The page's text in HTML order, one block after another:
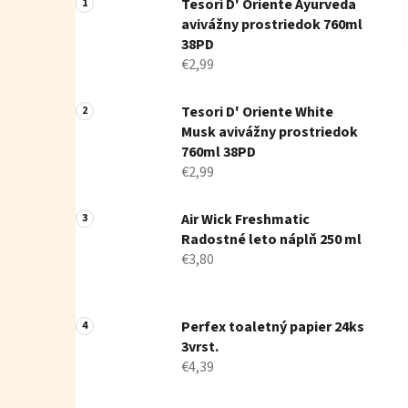
Tesori D' Oriente Ayurveda
avivážny prostriedok 760ml
38PD
€2,99
Tesori D' Oriente White
Musk avivážny prostriedok
760ml 38PD
€2,99
Air Wick Freshmatic
Radostné leto náplň 250 ml
€3,80
Perfex toaletný papier 24ks
3vrst.
€4,39